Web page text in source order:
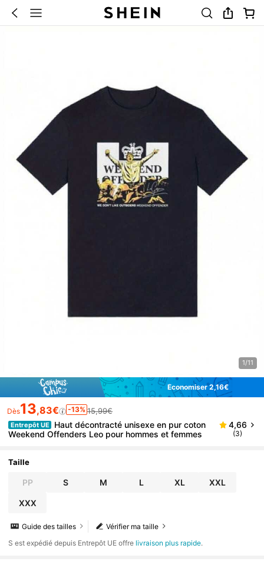
1/11
Économiser 2,16€
Dès13,83€ -13% 15,99€
Entrepôt UE
Haut décontracté unisexe en pur coton
Weekend Offenders Leo pour hommes et femmes
4,66
(3)
Taille
PP S M L XL XXL
XXX
Vérifier ma taille
Guide des tailles
​S est expédié depuis Entrepôt UE offre livraison plus rapide.